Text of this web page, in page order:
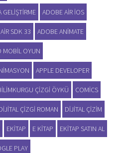
GELIŞTIRME ADOBE AIR IOS
SDK 33 ADOBE ANIMATE
MOBIL OYUN
APPLE DEVELOPER
ÇIZGI ÖYKÜ COMICS
ÇIZGI ROMAN DIJITAL ÇIZIM
EKITAP E KITAP EKITAP SATIN AL
PLAY